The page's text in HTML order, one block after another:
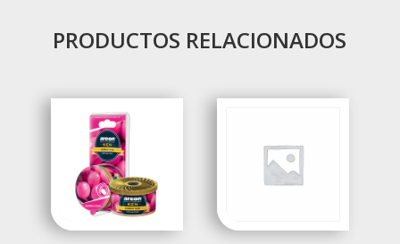
PRODUCTOS RELACIONADOS